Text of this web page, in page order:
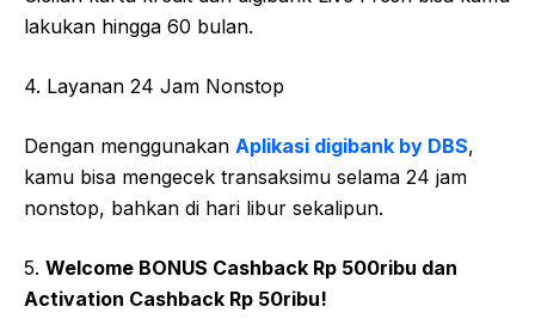
lakukan hingga 60 bulan.
4. Layanan 24 Jam Nonstop
Dengan menggunakan Aplikasi digibank by DBS,
kamu bisa mengecek transaksimu selama 24 jam
nonstop, bahkan di hari libur sekalipun.
5. Welcome BONUS Cashback Rp 500ribu dan
Activation Cashback Rp 50ribu!